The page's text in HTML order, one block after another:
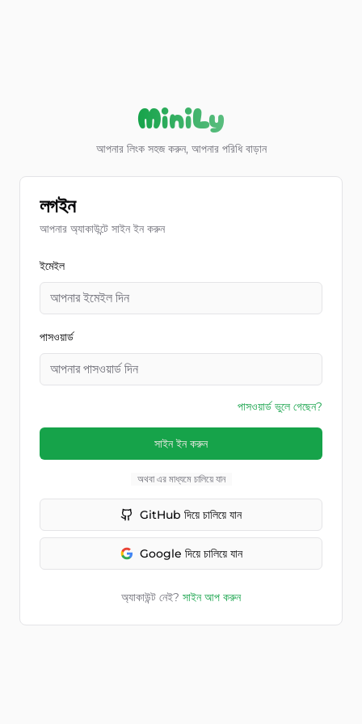
MiniLy
আপনার লিংক সহজ করুন, আপনার পরিধি বাড়ান
লগইন
আপনার অ্যাকাউন্টে সাইন ইন করুন
ইমেইল
পাসওয়ার্ড
পাসওয়ার্ড ভুলে গেছেন?
সাইন ইন করুন
অথবা এর মাধ্যমে চালিয়ে যান
GitHub দিয়ে চালিয়ে যান
Google দিয়ে চালিয়ে যান
অ্যাকাউন্ট নেই? সাইন আপ করুন